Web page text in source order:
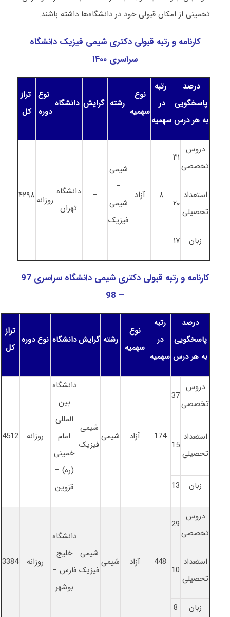
تخمینی از امکان قبولی خود در دانشگاه‌ها داشته باشند.
کارنامه و رتبه قبولی دکتری شیمی فیزیک دانشگاه
سراسری ۱۴۰۰
درصد
پاسخگویی
به هر درس
رتبه
در
سهمیه
نوع
سهمیه
رشته گرایش دانشگاه
نوع
دوره
تراز
کل
دروس
تخصصی
۳۱
۸ آزاد
شیمی
–
شیمی
فیزیک
–
دانشگاه
تهران
روزانه ۴۲۹۸
استعداد
تحصیلی
۲۰
زبان ۱۷
کارنامه و رتبه قبولی دکتری شیمی دانشگاه سراسری 97
– 98
درصد
پاسخگویی
به هر درس
رتبه
در
سهمیه
نوع
سهمیه
رشته گرایشدانشگاه نوع دوره
تراز
کل
دروس
تخصصی
37
174 آزاد شیمی
شیمی
فیزیک
دانشگاه
بین
المللی
امام
خمینی
(ره) –
قزوین
روزانه 4512
استعداد
تحصیلی
15
زبان 13
دروس
تخصصی
29
448 آزاد شیمی
شیمی
فیزیک
دانشگاه
خلیج
فارس –
بوشهر
روزانه 3384
استعداد
تحصیلی
10
زبان 8